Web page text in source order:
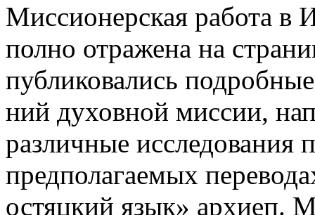
Миссионерская работа в
полно отражена на
публиковались
ний духовной миссии,
различные исследования
предполагаемых
остяцкий язык» архиеп.